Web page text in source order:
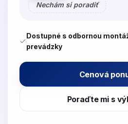
Nechám si poradiť
Dostupné s odbornou
prevádzky
Cenová
Poraďte mi s